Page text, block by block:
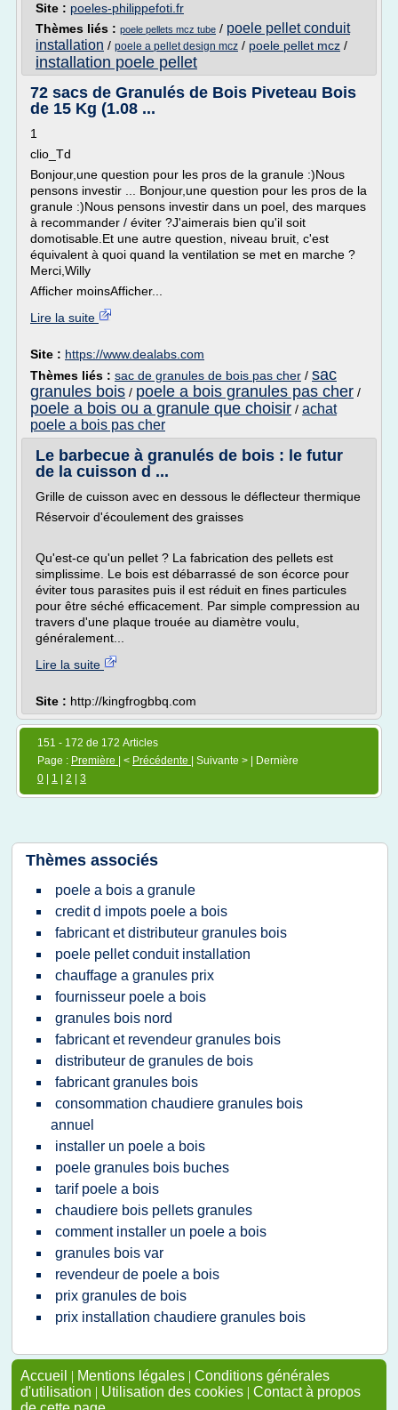
Site : poeles-philippefoti.fr
Thèmes liés : poele pellets mcz tube / poele pellet conduit
installation / poele a pellet design mcz / poele pellet mcz /
installation poele pellet
72 sacs de Granulés de Bois Piveteau Bois
de 15 Kg (1.08 ...
1
clio_Td
Bonjour,une question pour les pros de la granule :)Nous
pensons investir ... Bonjour,une question pour les pros de la
granule :)Nous pensons investir dans un poel, des marques
à recommander / éviter ?J'aimerais bien qu'il soit
domotisable.Et une autre question, niveau bruit, c'est
équivalent à quoi quand la ventilation se met en marche ?
Merci,Willy
Afficher moinsAfficher...
Lire la suite
Site : https://www.dealabs.com
Thèmes liés : sac de granules de bois pas cher / sac
granules bois / poele a bois granules pas cher /
poele a bois ou a granule que choisir / achat
poele a bois pas cher
Le barbecue à granulés de bois : le futur
de la cuisson d ...
Grille de cuisson avec en dessous le déflecteur thermique
Réservoir d'écoulement des graisses
Qu'est-ce qu'un pellet ? La fabrication des pellets est
simplissime. Le bois est débarrassé de son écorce pour
éviter tous parasites puis il est réduit en fines particules
pour être séché efficacement. Par simple compression au
travers d'une plaque trouée au diamètre voulu,
généralement...
Lire la suite
Site : http://kingfrogbbq.com
151 - 172 de 172 Articles
Page : Première | < Précédente
| Suivante > | Dernière
0
1 2 3
Thèmes associés
poele a bois a granule
credit d impots poele a bois
fabricant et distributeur granules bois
poele pellet conduit installation
chauffage a granules prix
fournisseur poele a bois
granules bois nord
fabricant et revendeur granules bois
distributeur de granules de bois
fabricant granules bois
consommation chaudiere granules bois
annuel
installer un poele a bois
poele granules bois buches
tarif poele a bois
chaudiere bois pellets granules
comment installer un poele a bois
granules bois var
revendeur de poele a bois
prix granules de bois
prix installation chaudiere granules bois
Accueil | Mentions légales | Conditions générales
d'utilisation | Utilisation des cookies | Contact à propos